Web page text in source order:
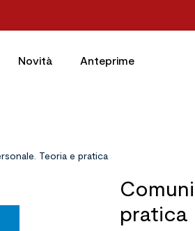
Novità Anteprime
Teoria e pratica
pratica